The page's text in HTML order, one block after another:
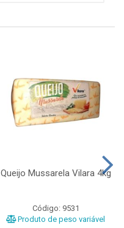
Queijo Mussarela Vilara 4kg
Código: 9531
Produto de peso variável